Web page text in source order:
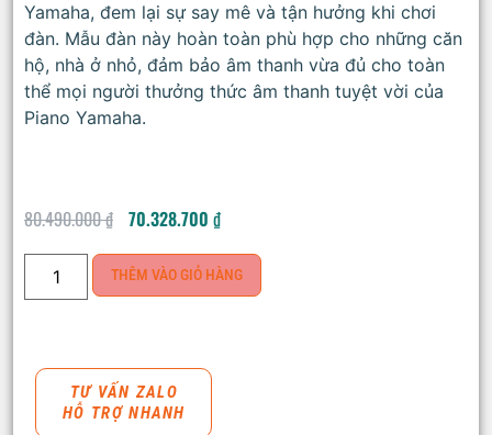
Yamaha, đem lại sự say mê và tận hưởng khi chơi
đàn. Mẫu đàn này hoàn toàn phù hợp cho những căn
hộ, nhà ở nhỏ, đảm bảo âm thanh vừa đủ cho toàn
thể mọi người thưởng thức âm thanh tuyệt vời của
Piano Yamaha.
80.490.000₫ 70.328.700 ₫
THÊM VÀO GIỎ HÀNG
TƯ VẤN ZALO
HỖ TRỢ NHANH